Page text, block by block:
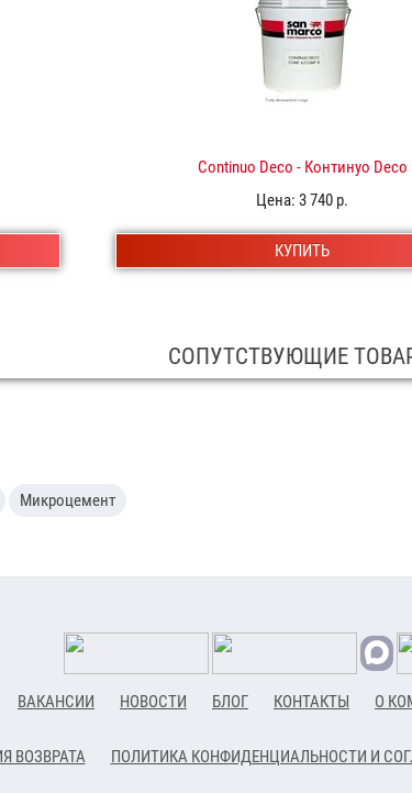
Continuo Deco - Континуо Deco
Цена: 3 740 р.
КУПИТЬ
СОПУТСТВУЮЩИЕ
Микроцемент
ВАКАНСИИ НОВОСТИ БЛОГ КОНТАКТЫ О
ВОЗВРАТА ПОЛИТИКА КОНФИДЕНЦИАЛЬНОСТИ И